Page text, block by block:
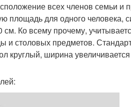
всех членов семьи и
площадь для одного человека,
Ко всему прочему,
и столовых предметов.
круглый, ширина